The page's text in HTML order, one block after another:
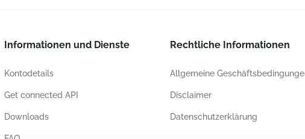
Informationen und Dienste
Kontodetails
Get connected API
Downloads
Rechtliche Informationen
Allgemeine
Disclaimer
Datenschutzerklärung